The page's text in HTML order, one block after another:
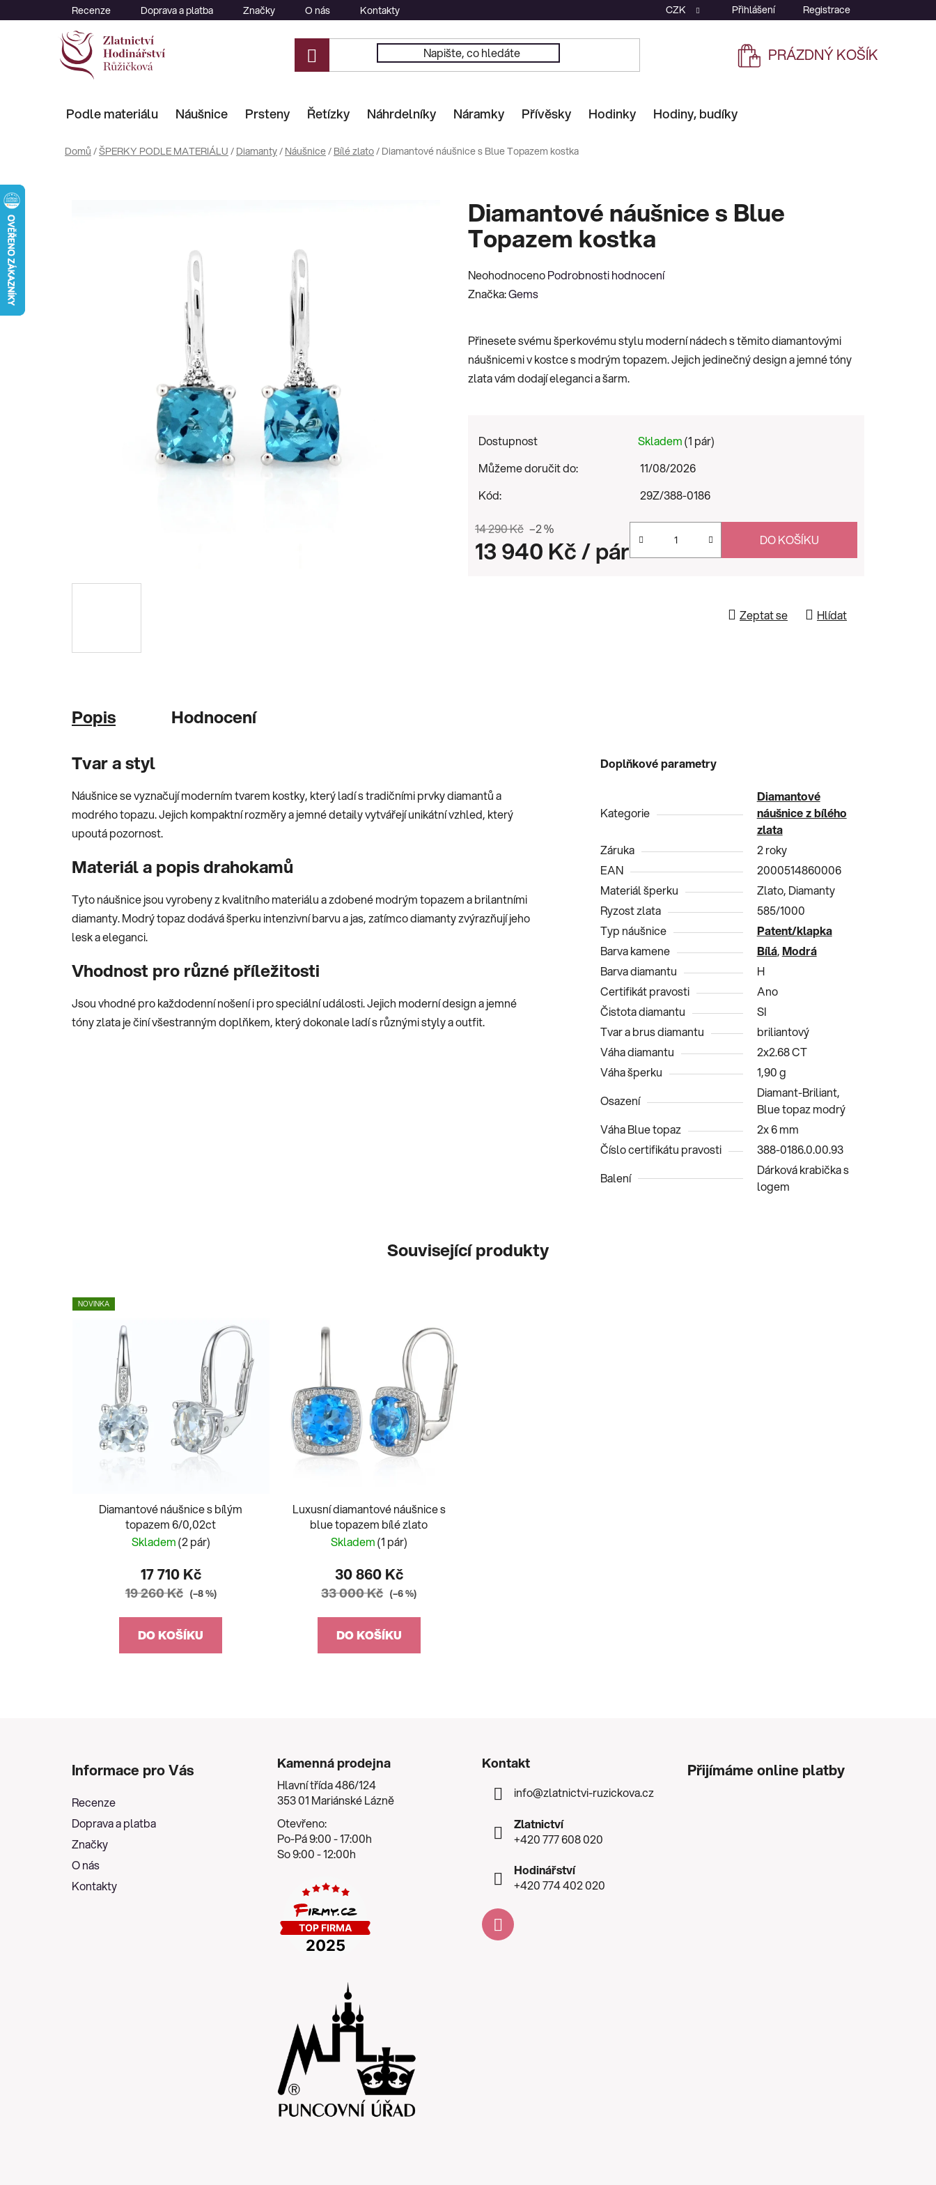
na
Recenze Doprava a platba Značky O nás Kontakty CZK Přihlášení Registrace
NÁKUPNÍ
PRÁZDNÝ KOŠÍK
Podle materiálu Náušnice Prsteny Řetízky Náhrdelníky Náramky Přívěsky Hodinky Hodiny, budíky
Domů /ŠPERKY PODLE MATERIÁLU / Diamanty/ Náušnice/ Bílé zlato/ Diamantové náušnice s Blue Topazem kostka
Diamantové náušnice s Blue
Topazem kostka
Průměrné
hodnocení
0,0
z
5
NeohodnocenoPodrobnosti hodnocení
Značka:Gems
Přinesete svému šperkovému stylu moderní nádech s těmito diamantovými
náušnicemi v kostce s modrým topazem. Jejich jedinečný design a jemné tóny
zlata vám dodají eleganci a šarm.
Dostupnost Skladem(1 pár)
Můžeme doručit do:
11/08/2026
Kód:
29Z/388-0186
14 290 Kč –2 %
13 940 Kč/ pár DO KOŠÍKU
Zeptat se Hlídat
Popis
Hodnocení
Tvar a styl
Náušnice se vyznačují moderním tvarem kostky, který ladí s tradičními prvky diamantů a
modrého topazu. Jejich kompaktní rozměry a jemné detaily vytvářejí unikátní vzhled, který
upoutá pozornost.
Materiál a popis drahokamů
Tyto náušnice jsou vyrobeny z kvalitního materiálu a zdobené modrým topazem a brilantními
diamanty. Modrý topaz dodává šperku intenzivní barvu a jas, zatímco diamanty zvýrazňují jeho
lesk a eleganci.
Vhodnost pro různé příležitosti
Jsou vhodné pro každodenní nošení i pro speciální události. Jejich moderní design a jemné
tóny zlata je činí všestranným doplňkem, který dokonale ladí s různými styly a outfit.
Doplňkové parametry
Kategorie
Diamantové
náušnice z bílého
zlata
Záruka
2 roky
EAN
2000514860006
Materiál šperku
Zlato, Diamanty
Ryzost zlata
585/1000
Typ náušnice
Patent/klapka
Barva kamene
Bílá, Modrá
Barva diamantu
H
Certifikát pravosti
Ano
Čistota diamantu
SI
Tvar a brus diamantu
briliantový
Váha diamantu
2x2.68 CT
Váha šperku
1,90 g
Osazení
Diamant-Briliant,
Blue topaz modrý
Váha Blue topaz
2x 6 mm
Číslo certifikátu pravosti
388-0186.0.00.93
Balení
Dárková krabička s
logem
Související produkty
NOVINKA
Diamantové náušnice s bílým
topazem 6/0,02ct
Skladem(2 pár)
17 710 Kč
19 260 Kč (–8 %)
DO KOŠÍKU
Luxusní diamantové náušnice s
blue topazem bílé zlato
Skladem(1 pár)
30 860 Kč
33 000 Kč (–6 %)
DO KOŠÍKU
Informace pro Vás
Recenze
Doprava a platba
Značky
O nás
Kontakty
Kamenná prodejna
Hlavní třída 486/124
353 01 Mariánské Lázně
Otevřeno:
Po-Pá 9:00 - 17:00h
So 9:00 - 12:00h
Kontakt
info@zlatnictvi-ruzickova.cz
Zlatnictví
+420 777 608 020
Hodinářství
+420 774 402 020
Přijímáme online platby